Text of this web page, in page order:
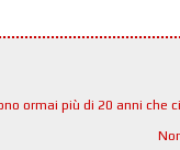
ormai più di 20 anni che